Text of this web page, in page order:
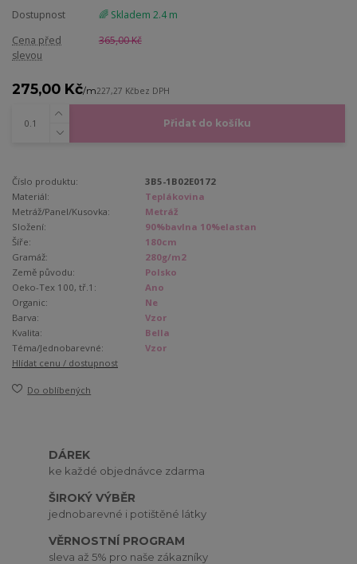
Dostupnost
🌈 Skladem 2.4 m
Cena před
slevou
365,00 Kč
275,00 Kč/m227,27 Kčbez DPH
Přidat do košíku
Číslo produktu:
3B5-1B02E0172
Materiál:
Teplákovina
Metráž/Panel/Kusovka:
Metráž
Složení:
90%bavlna 10%elastan
Šíře:
180cm
Gramáž:
280g/m2
Země původu:
Polsko
Oeko-Tex 100, tř.1:
Ano
Organic:
Ne
Barva:
Vzor
Kvalita:
Bella
Téma/Jednobarevné:
Vzor
Hlídat cenu / dostupnost
Do oblíbených
DÁREK
ke každé objednávce zdarma
ŠIROKÝ VÝBĚR
jednobarevné i potištěné látky
VĚRNOSTNÍ PROGRAM
sleva až 5% pro naše zákazníky